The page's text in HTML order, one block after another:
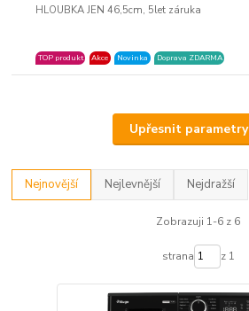
HLOUBKA JEN 46,5cm, 5let záruka
TOP produkt Akce Novinka Doprava ZDARMA
Upřesnit parametry
Nejnovější Nejlevnější Nejdražší
Zobrazuji 1-6 z 6
strana z 1